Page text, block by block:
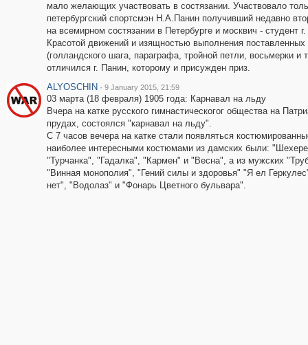
мало желающих участвовать в состязании. Участвовало
петербургский спортсмэн Н.А.Панин получивший недавно
на всемирном состязании в Петербурге и москвич - студент
Красотой движений и изящностью выполнения поставленных
(голландского шага, параграфа, тройной петли, восьмерки и
отличился г. Панин, которому и присужден приз.
ALYOSCHIN · 9 January 2015, 21:59
03 марта (18 февраля) 1905 года: Карнавал на льду
Вчера на катке русского гимнастическогог общества на
прудах, состоялся "карнавал на льду".
С 7 часов вечера на катке стали появляться
наиболее интересными костюмами из дамских были:
"Турчанка", "Гадалка", "Кармен" и "Весна", а из мужских
"Винная монополия", "Гений силы и здоровья" "Я ел
нет", "Водолаз" и "Фонарь Цветного бульвара".